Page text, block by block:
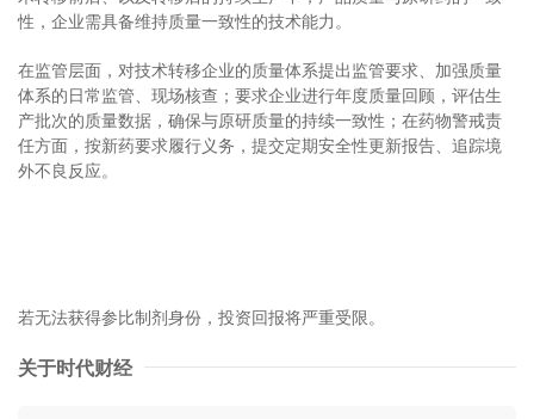
性，企业需具备维持质量一致性的技术能力。
在监管层面，对技术转移企业的质量体系提出监管要求、加强质量
体系的日常监管、现场核查；要求企业进行年度质量回顾，评估生
产批次的质量数据，确保与原研质量的持续一致性；在药物警戒责
任方面，按新药要求履行义务，提交定期安全性更新报告、追踪境
外不良反应。
若无法获得参比制剂身份，投资回报将严重受限。
关于时代财经